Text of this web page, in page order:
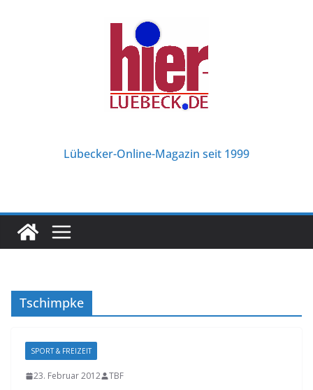
Lübecker-Online-Magazin seit 1999
Tschimpke
SPORT & FREIZEIT
23. Februar 2012 TBF